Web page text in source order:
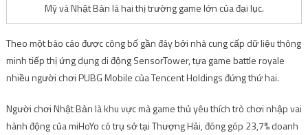
Mỹ và Nhật Bản là hai thị trường game lớn của đại lục.
Theo một báo cáo được công bố gần đây bởi nhà cung cấp dữ liệu thông
minh tiếp thị ứng dụng di động SensorTower, tựa game battle royale
nhiều người chơi PUBG Mobile của Tencent Holdings đứng thứ hai.
Người chơi Nhật Bản là khu vực mà game thủ yêu thích trò chơi nhập vai
hành động của miHoYo có trụ sở tại Thượng Hải, đóng góp 23,7% doanh